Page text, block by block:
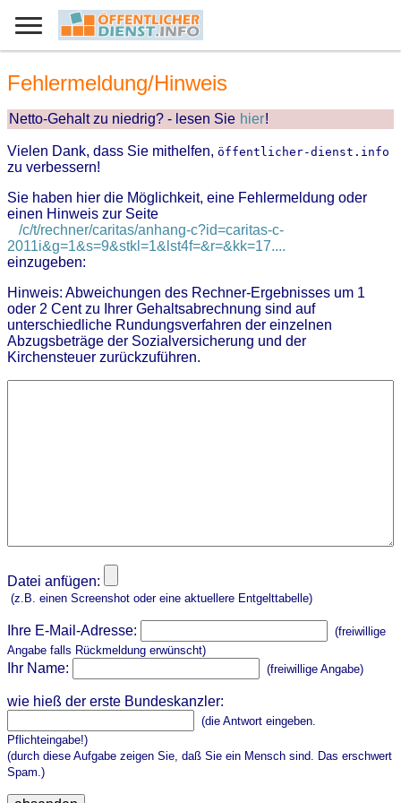
Fehlermeldung/Hinweis
Netto-Gehalt zu niedrig? - lesen Sie hier!
Vielen Dank, dass Sie mithelfen, öffentlicher-dienst.info
zu verbessern!
Sie haben hier die Möglichkeit, eine Fehlermeldung oder
einen Hinweis zur Seite
/c/t/rechner/caritas/anhang-c?id=caritas-c-
2011i&g=1&s=9&stkl=1&lst4f=&r=&kk=17....
einzugeben:
Hinweis: Abweichungen des Rechner-Ergebnisses um 1
oder 2 Cent zu Ihrer Gehaltsabrechnung sind auf
unterschiedliche Rundungsverfahren der einzelnen
Abzugsbeträge der Sozialversicherung und der
Kirchensteuer zurückzuführen.
Datei anfügen:
(z.B. einen Screenshot oder eine aktuellere Entgelttabelle)
Ihre E-Mail-Adresse:
(freiwillige
Angabe falls Rückmeldung erwünscht)
Ihr Name: (freiwillige Angabe)
wie hieß der erste Bundeskanzler:
(die Antwort eingeben.
Pflichteingabe!)
(durch diese Aufgabe zeigen Sie, daß Sie ein Mensch sind. Das erschwert
Spam.)